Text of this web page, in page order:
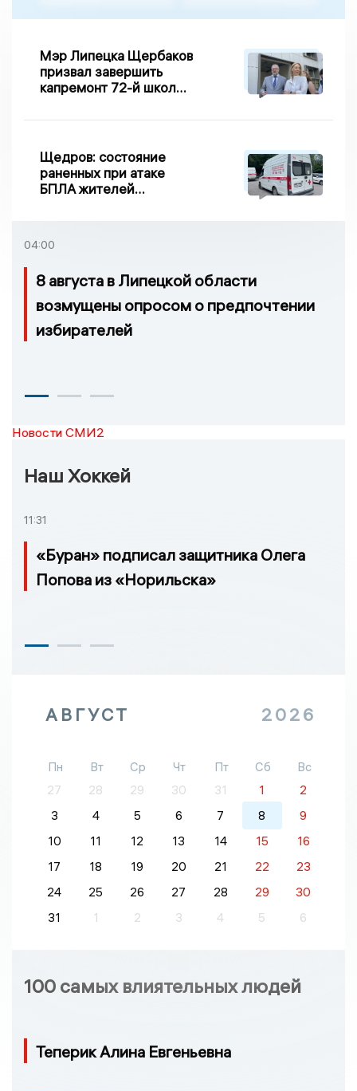
Мэр Липецка Щербаков
призвал завершить
капремонт 72-й школы
Щедров: состояние
раненных при атаке
БПЛА жителей
04:00
8 августа в Липецкой области
возмущены опросом о предпочтении
избирателей
Новости СМИ2
Наш Хоккей
11:31
«Буран» подписал защитника Олега
Попова из «Норильска»
АВГУСТ 2026
Пн Вт Ср Чт Пт Сб
Вс
27
28 29 30 31 1
2
3
4 5 6 7 8
9
10
11 12 13 14 15
16
17
18 19 20 21 22
23
24
25 26 27 28 29
30
31
1 2 3 4 5 6
100 самых влиятельных людей
Теперик Алина Евгеньевна